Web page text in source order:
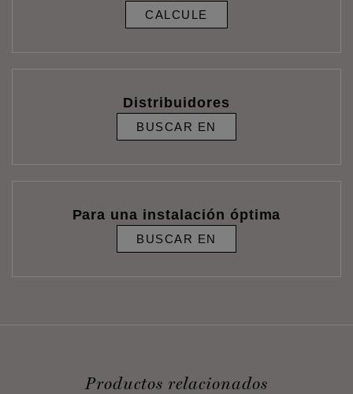
CALCULE
Distribuidores
BUSCAR EN
Para una instalación óptima
BUSCAR EN
Productos relacionados